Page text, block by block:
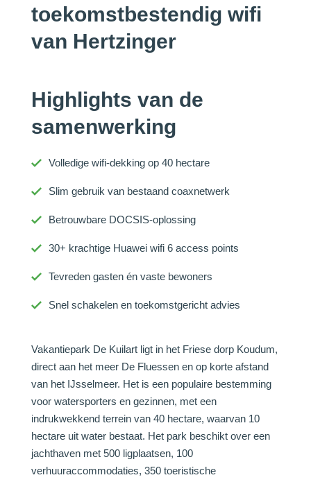
toekomstbestendig wifi
van Hertzinger
Highlights van de
samenwerking
Volledige wifi-dekking op 40 hectare
Slim gebruik van bestaand coaxnetwerk
Betrouwbare DOCSIS-oplossing
30+ krachtige Huawei wifi 6 access points
Tevreden gasten én vaste bewoners
Snel schakelen en toekomstgericht advies
Vakantiepark De Kuilart ligt in het Friese dorp Koudum,
direct aan het meer De Fluessen en op korte afstand
van het IJsselmeer. Het is een populaire bestemming
voor watersporters en gezinnen, met een
indrukwekkend terrein van 40 hectare, waarvan 10
hectare uit water bestaat. Het park beschikt over een
jachthaven met 500 ligplaatsen, 100
verhuuraccommodaties, 350 toeristische